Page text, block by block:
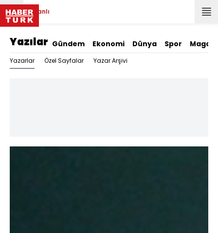
Canlı
Yazılar Gündem Ekonomi Dünya Spor
Yazarlar Özel Sayfalar Yazar Arşivi